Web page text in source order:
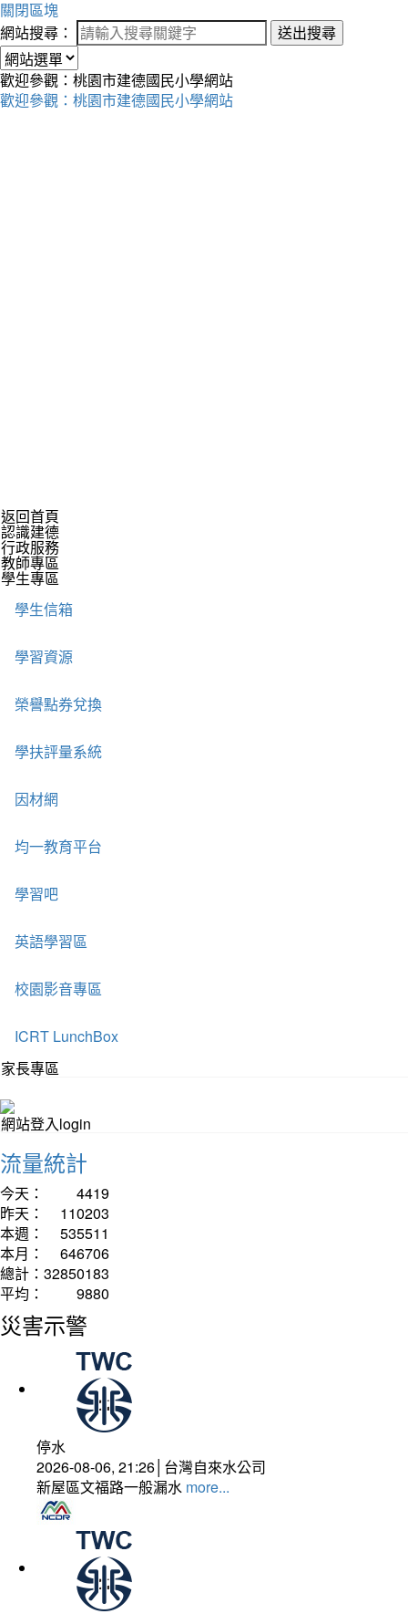
關閉區塊
網站搜尋：
送出搜尋
歡迎參觀：桃園市建德國民小學網站
歡迎參觀：桃園市建德國民小學網站
返回首頁
認識建德
行政服務
教師專區
學生專區
學生信箱
學習資源
榮譽點券兌換
學扶評量系統
因材網
均一教育平台
學習吧
英語學習區
校園影音專區
ICRT LunchBox
家長專區
網站登入login
流量統計
今天：
4419
昨天：
110203
本週：
535511
本月：
646706
總計： 32850183
平均：
9880
災害示警
停水
2026-08-06, 21:26│台灣自來水公司
新屋區文福路一般漏水 more...